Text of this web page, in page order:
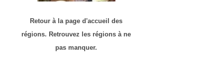
Retour à la page d'accueil des
régions. Retrouvez les régions à ne
pas manquer.